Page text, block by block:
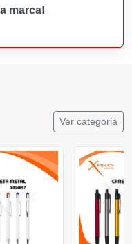
marca!
Ver categoria